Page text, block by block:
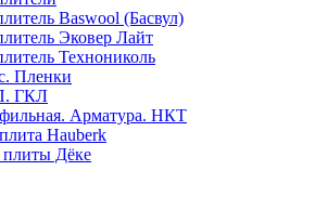
Baswool (Басвул)
Эковер Лайт
Технониколь
Пленки
ГКЛ
Арматура. НКТ
Hauberk
Дёке